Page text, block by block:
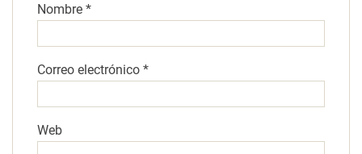
Nombre *
Correo electrónico *
Web